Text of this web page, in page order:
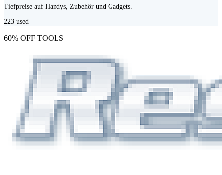
Tiefpreise auf Handys, Zubehör und Gadgets.
223 used
60% OFF TOOLS